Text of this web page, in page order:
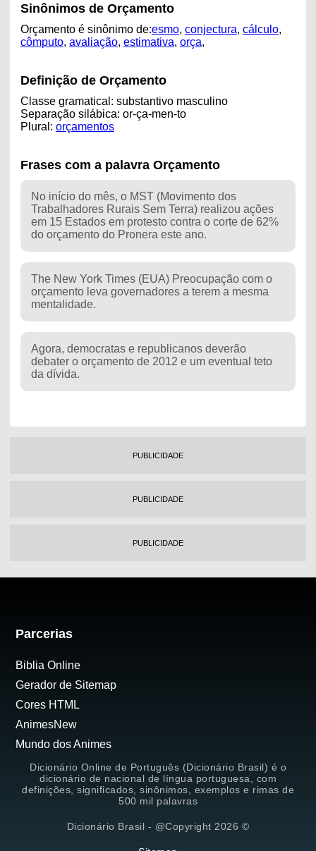
Sinônimos de Orçamento
Orçamento é sinônimo de:esmo, conjectura, cálculo,
cômputo, avaliação, estimativa, orça,
Definição de Orçamento
Classe gramatical: substantivo masculino
Separação silábica: or-ça-men-to
Plural: orçamentos
Frases com a palavra Orçamento
No início do mês, o MST (Movimento dos
Trabalhadores Rurais Sem Terra) realizou ações
em 15 Estados em protesto contra o corte de 62%
do orçamento do Pronera este ano.
The New York Times (EUA) Preocupação com o
orçamento leva governadores a terem a mesma
mentalidade.
Agora, democratas e republicanos deverão
debater o orçamento de 2012 e um eventual teto
da dívida.
PUBLICIDADE
PUBLICIDADE
PUBLICIDADE
Parcerias
Biblia Online
Gerador de Sitemap
Cores HTML
AnimesNew
Mundo dos Animes
Dicionário Online de Português (Dicionário Brasil) é o
dicionário de nacional de língua portuguesa, com
definições, significados, sinônimos, exemplos e rimas de
500 mil palavras
Dicionário Brasil - @Copyright 2026 ©